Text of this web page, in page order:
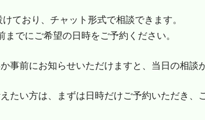
ており、チャット形式で相談できます。
でにご希望の日時をご予約ください。
事前にお知らせいただけますと、当日の相談
たい方は、まずは日時だけご予約いただき